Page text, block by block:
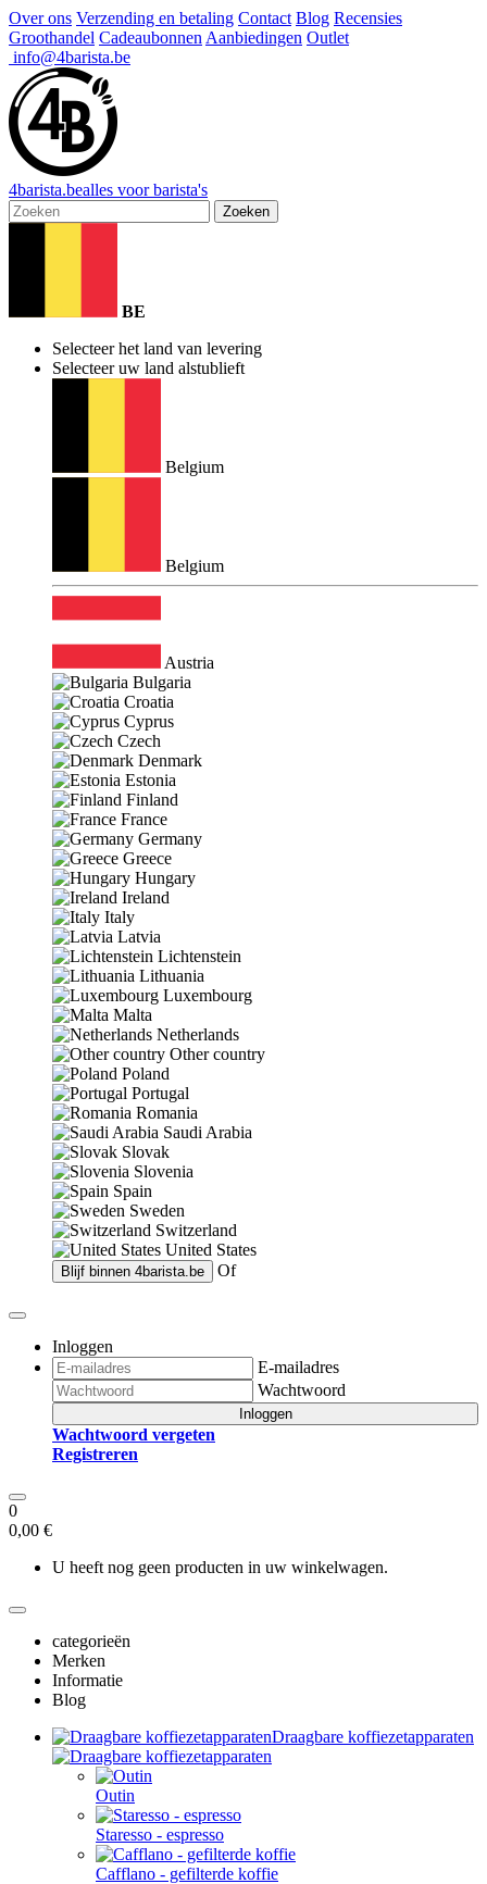
Over ons Verzending en betaling Contact Blog Recensies
Groothandel Cadeaubonnen Aanbiedingen Outlet
info@4barista.be
4barista.bealles voor barista's
Zoeken
BE
Selecteer het land van levering
Selecteer uw land alstublieft
Belgium
Belgium
Austria
Bulgaria
Croatia
Cyprus
Czech
Denmark
Estonia
Finland
France
Germany
Greece
Hungary
Ireland
Italy
Latvia
Lichtenstein
Lithuania
Luxembourg
Malta
Netherlands
Other country
Poland
Portugal
Romania
Saudi Arabia
Slovak
Slovenia
Spain
Sweden
Switzerland
United States
Blijf binnen 4barista.be Of
Inloggen
E-mailadres
Wachtwoord
Inloggen
Wachtwoord vergeten
Registreren
0
0,00 €
U heeft nog geen producten in uw winkelwagen.
categorieën
Merken
Informatie
Blog
Draagbare koffiezetapparaten
Outin
Staresso - espresso
Cafflano - gefilterde koffie